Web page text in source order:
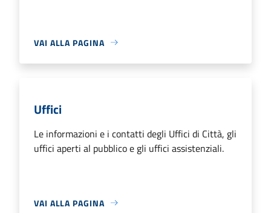
VAI ALLA PAGINA
Uffici
Le informazioni e i contatti degli Uffici di Città, gli
uffici aperti al pubblico e gli uffici assistenziali.
VAI ALLA PAGINA